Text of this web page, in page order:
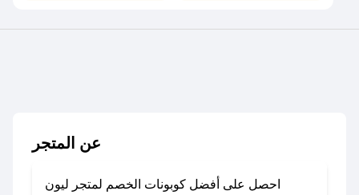
عن المتجر
احصل على أفضل كوبونات الخصم لمتجر ليون